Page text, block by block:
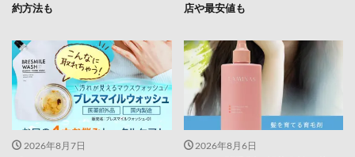
約方法も
店や最安値も
2026年8月7日 2026年8月6日